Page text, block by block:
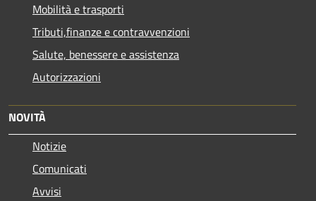
Mobilità e trasporti
Tributi,finanze e contravvenzioni
Salute, benessere e assistenza
Autorizzazioni
NOVITÀ
Notizie
Comunicati
Avvisi